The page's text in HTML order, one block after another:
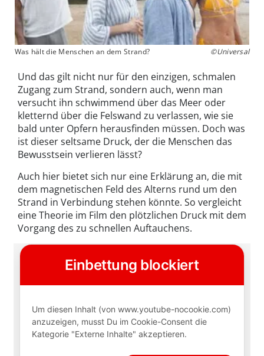
Was hält die Menschen an dem Strand? ©Universal
Und das gilt nicht nur für den einzigen, schmalen
Zugang zum Strand, sondern auch, wenn man
versucht ihn schwimmend über das Meer oder
kletternd über die Felswand zu verlassen, wie sie
bald unter Opfern herausfinden müssen. Doch was
ist dieser seltsame Druck, der die Menschen das
Bewusstsein verlieren lässt?
Auch hier bietet sich nur eine Erklärung an, die mit
dem magnetischen Feld des Alterns rund um den
Strand in Verbindung stehen könnte. So vergleicht
eine Theorie im Film den plötzlichen Druck mit dem
Vorgang des zu schnellen Auftauchens.